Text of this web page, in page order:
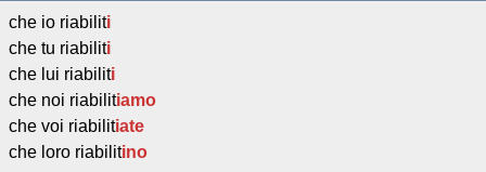
che io riabiliti
che tu riabiliti
che lui riabiliti
che noi riabilitiamo
che voi riabilitiate
che loro riabilitino